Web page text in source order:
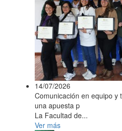
14/07/2026
Comunicación en equipo y
una apuesta p
La Facultad de...
Ver más